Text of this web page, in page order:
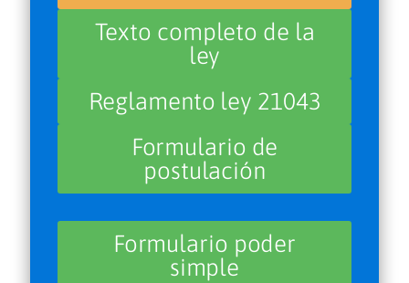
Texto completo de la
ley
Reglamento ley 21043
Formulario de
postulación
Formulario poder
simple